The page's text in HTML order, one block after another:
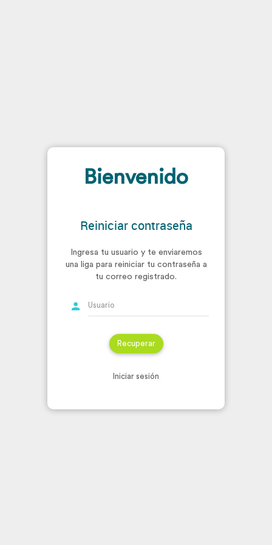
Bienvenido
Reiniciar contraseña
Ingresa tu usuario y te enviaremos
una liga para reiniciar tu contraseña a
tu correo registrado.
Iniciar sesión